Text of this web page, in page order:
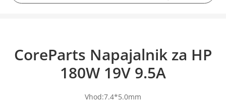
CoreParts Napajalnik za HP
180W 19V 9.5A
Vhod:7.4*5.0mm